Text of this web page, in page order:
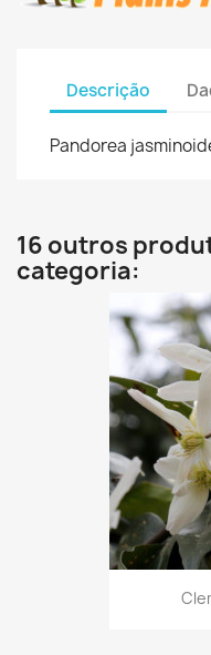
Descrição
Pandorea
16 outros
categoria: